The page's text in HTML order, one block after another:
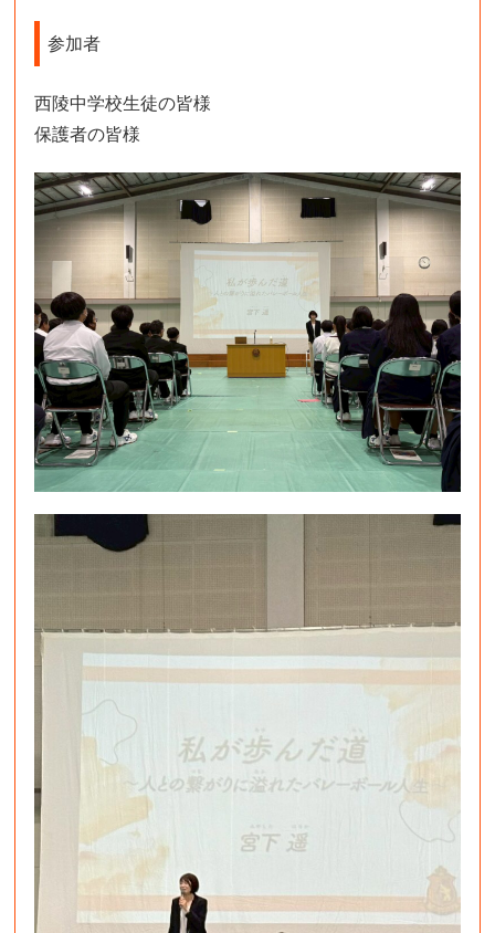
参加者
西陵中学校生徒の皆様
保護者の皆様